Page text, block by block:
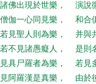
諸佛出現於世樂 ，
演說
僧伽一心同見樂 ，
和合
若見聖人則為樂 ，
并與
若不見諸愚癡人 ，
是則
見具尸羅者為樂 ，
若見
見阿羅漢是真樂 ，
由於